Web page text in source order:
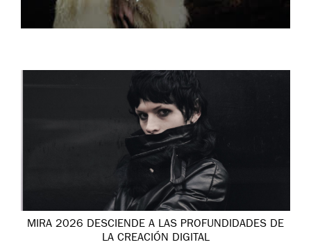
MIRA 2026 DESCIENDE A LAS PROFUNDIDADES DE
LA CREACIÓN DIGITAL